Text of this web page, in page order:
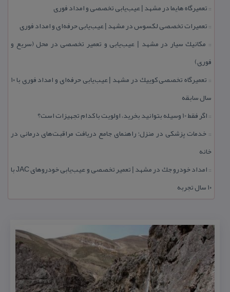
:: تعمیرگاه هایما در مشهد | عیب‌یابی تخصصی و امداد فوری
:: تعمیرات تخصصی لكسوس در مشهد | عیب‌یابی حرفه‌ای و امداد فوری
:: مكانیك سیار در مشهد | عیب‌یابی و تعمیر تخصصی در محل (سریع و
فوری)
::
تعمیرگاه تخصصی كوییك در مشهد | عیب‌یابی حرفه‌ای و امداد فوری با ۱۰
سال سابقه
:: اگر فقط 10 وسیله بتوانید بخرید، اولویت با كدام تجهیزات است؟
:: خدمات پزشكی در منزل؛ راهنمای جامع دریافت مراقبت‌های درمانی در
خانه
::
امداد خودرو جك در مشهد | تعمیر تخصصی و عیب‌یابی خودروهای JAC با
۱۰ سال تجربه